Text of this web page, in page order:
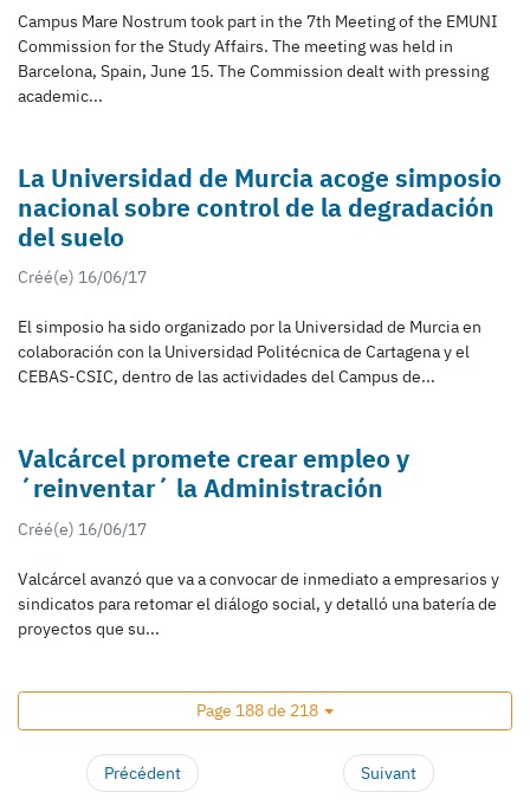
Campus Mare Nostrum took part in the 7th Meeting of the EMUNI
Commission for the Study Affairs. The meeting was held in
Barcelona, Spain, June 15. The Commission dealt with pressing
academic...
La Universidad de Murcia acoge simposio
nacional sobre control de la degradación
del suelo
Créé(e) 16/06/17
El simposio ha sido organizado por la Universidad de Murcia en
colaboración con la Universidad Politécnica de Cartagena y el
CEBAS-CSIC, dentro de las actividades del Campus de...
Valcárcel promete crear empleo y
´reinventar´ la Administración
Créé(e) 16/06/17
Valcárcel avanzó que va a convocar de inmediato a empresarios y
sindicatos para retomar el diálogo social, y detalló una batería de
proyectos que su...
Page 188 de 218
Précédent Suivant